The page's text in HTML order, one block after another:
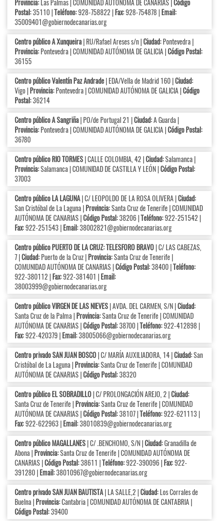
Provincia: Las Palmas | COMUNIDAD AUTÓNOMA DE CANARIAS | Código
Postal:35110 |Teléfono:928-758822 |Fax:928-754878 |Email:
35009401@gobiernodecanarias.org
Centro público A Xunqueira| RU/Rafael Areses s/n |Ciudad:Pontevedra |
Provincia:Pontevedra | COMUNIDAD AUTÓNOMA DE GALICIA |Código Postal:
36155
Centro público Valentín Paz Andrade| EDA/Vella de Madrid 160 |Ciudad:
Vigo |Provincia:Pontevedra | COMUNIDAD AUTÓNOMA DE GALICIA |Código
Postal:36214
Centro público A Sangriña| PO/de Portugal 21 |Ciudad:A Guarda |
Provincia:Pontevedra | COMUNIDAD AUTÓNOMA DE GALICIA |Código Postal:
36780
Centro público RIO TORMES| CALLE COLOMBIA, 42 |Ciudad:Salamanca |
Provincia:Salamanca | COMUNIDAD DE CASTILLA Y LEÓN |Código Postal:
37003
Centro público LA LAGUNA| C/ LEOPOLDO DE LA ROSA OLIVERA |Ciudad:
San Cristóbal de La Laguna |Provincia:Santa Cruz de Tenerife | COMUNIDAD
AUTÓNOMA DE CANARIAS |Código Postal:38206 |Teléfono:922-251542 |
Fax:922-251543 |Email:38002821@gobiernodecanarias.org
Centro público PUERTO DE LA CRUZ: TELESFORO BRAVO| C/ LAS CABEZAS,
7 |Ciudad:Puerto de la Cruz |Provincia:Santa Cruz de Tenerife |
COMUNIDAD AUTÓNOMA DE CANARIAS |Código Postal:38400 |Teléfono:
922-380112 |Fax:922-381401 |Email:
38003999@gobiernodecanarias.org
Centro público VIRGEN DE LAS NIEVES| AVDA. DEL CARMEN, S/N |Ciudad:
Santa Cruz de la Palma |Provincia:Santa Cruz de Tenerife | COMUNIDAD
AUTÓNOMA DE CANARIAS |Código Postal:38700 |Teléfono:922-412898 |
Fax:922-420379 |Email:38005066@gobiernodecanarias.org
Centro privado SAN JUAN BOSCO| C/ MARÍA AUXILIADORA, 14 |Ciudad:San
Cristóbal de La Laguna |Provincia:Santa Cruz de Tenerife | COMUNIDAD
AUTÓNOMA DE CANARIAS |Código Postal:38320
Centro público EL SOBRADILLO| C/ PROLONGACIÓN AREJO, 2 |Ciudad:
Santa Cruz de Tenerife |Provincia:Santa Cruz de Tenerife | COMUNIDAD
AUTÓNOMA DE CANARIAS |Código Postal:38107 |Teléfono:922-621113 |
Fax:922-622963 |Email:38010839@gobiernodecanarias.org
Centro público MAGALLANES| C/ .BENCHOMO, S/N |Ciudad:Granadilla de
Abona |Provincia:Santa Cruz de Tenerife | COMUNIDAD AUTÓNOMA DE
CANARIAS |Código Postal:38611 |Teléfono:922-390096 |Fax:922-
391280 |Email:38010967@gobiernodecanarias.org
Centro privado SAN JUAN BAUTISTA| LA SALLE,2 |Ciudad:Los Corrales de
Buelna |Provincia:Cantabria | COMUNIDAD AUTÓNOMA DE CANTABRIA |
Código Postal:39400